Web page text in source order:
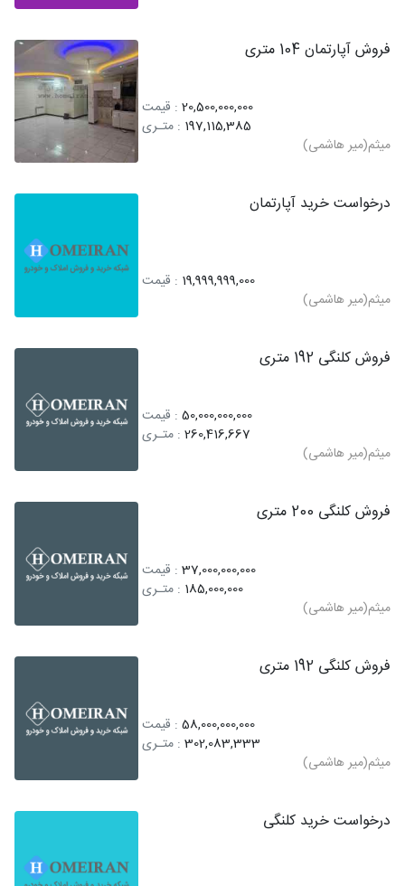
فروش آپارتمان 104 متری
20,500,000,000 : قیمت
197,115,385 : متـری
میثم(میر هاشمی)
درخواست خرید آپارتمان
19,999,999,000 : قیمت
میثم(میر هاشمی)
فروش کلنگی 192 متری
50,000,000,000 : قیمت
260,416,667 : متـری
میثم(میر هاشمی)
فروش کلنگی 200 متری
37,000,000,000 : قیمت
185,000,000 : متـری
میثم(میر هاشمی)
فروش کلنگی 192 متری
58,000,000,000 : قیمت
302,083,333 : متـری
میثم(میر هاشمی)
درخواست خرید کلنگی